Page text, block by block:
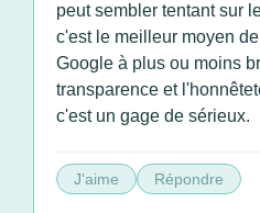
peut sembler tentant sur
c'est le meilleur moyen
Google à plus ou moins
transparence et
c'est un gage de sérieux.
J'aime Répondre